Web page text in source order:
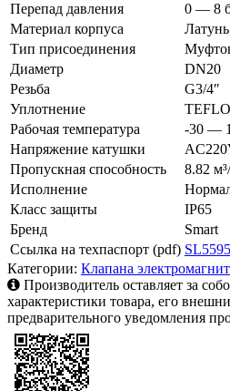
Перепад давления
0 — 8
Материал корпуса
Латунь
Тип присоединения
Диаметр
DN20
Резьба
G3/4″
Уплотнение
Рабочая температура
-30 —
Напряжение катушки
Пропускная способность
8.82
Исполнение
Класс защиты
IP65
Бренд
Smart
Ссылка на техпаспорт (pdf)
Категории: Клапана
Производитель оставляет за
характеристики товара, его
предварительного уведомления